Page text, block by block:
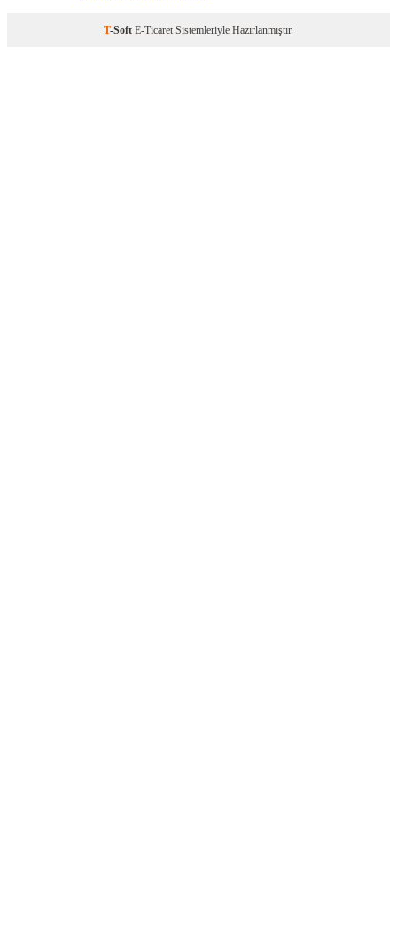
T-Soft E-Ticaret Sistemleriyle Hazırlanmıştır.